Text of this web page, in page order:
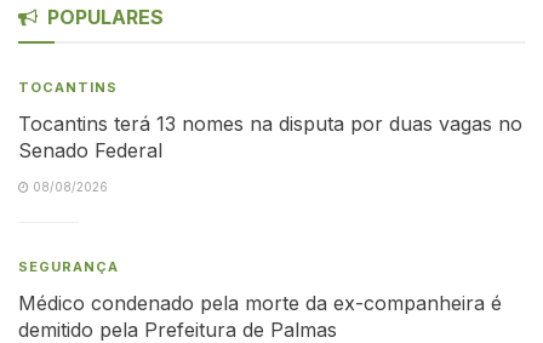
POPULARES
TOCANTINS
Tocantins terá 13 nomes na disputa por duas vagas no
Senado Federal
08/08/2026
SEGURANÇA
Médico condenado pela morte da ex-companheira é
demitido pela Prefeitura de Palmas